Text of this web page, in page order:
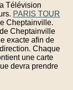
Télévision
PARIS TOUR
Cheptainville.
Cheptainville
exacte afin de
Chaque
une carte
devra prendre